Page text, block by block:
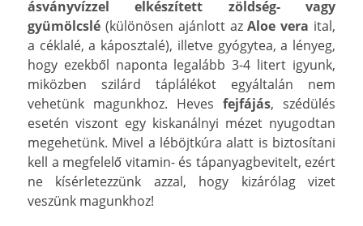
ásványvízzel elkészített zöldség- vagy
gyümölcslé (különösen ajánlott azAloe vera ital,
a céklalé, a káposztalé), illetve gyógytea, a lényeg,
hogy ezekből naponta legalább 3-4 litert igyunk,
miközben szilárd táplálékot egyáltalán nem
vehetünk magunkhoz. Heves fejfájás, szédülés
esetén viszont egy kiskanálnyi mézet nyugodtan
megehetünk. Mivel a léböjtkúra alatt is biztosítani
kell a megfelelő vitamin- és tápanyagbevitelt, ezért
ne kísérletezzünk azzal, hogy kizárólag vizet
veszünk magunkhoz!